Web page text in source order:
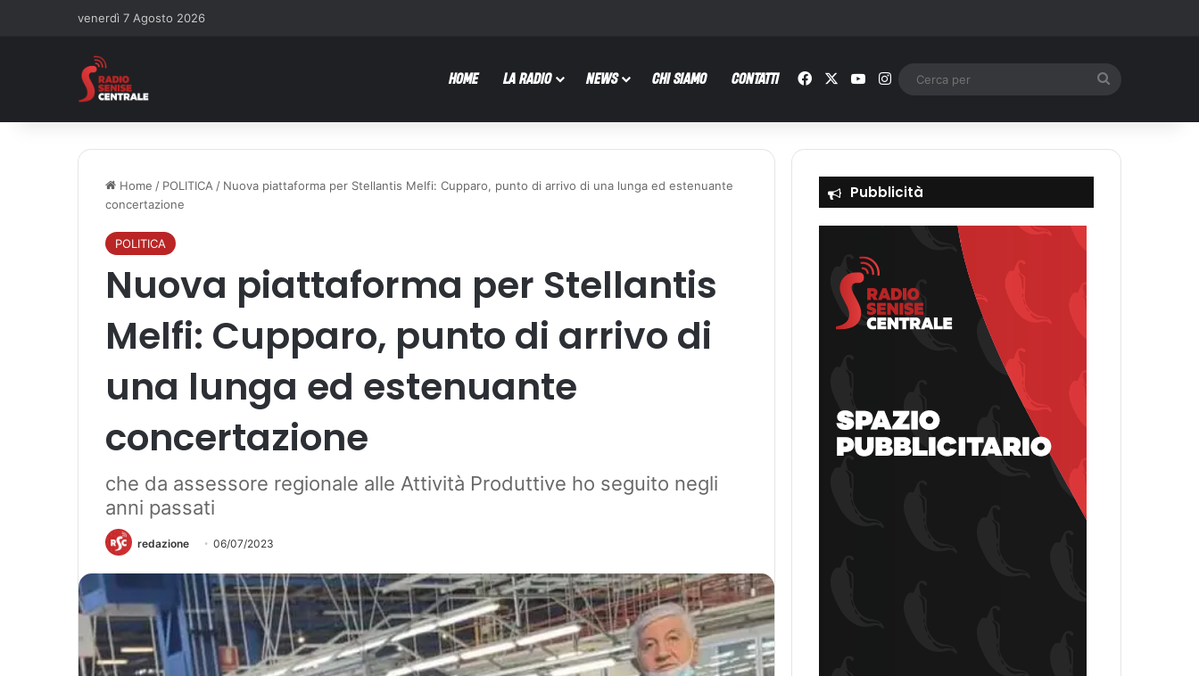
venerdì 7 Agosto 2026
HOME LA RADIO NEWS CHI SIAMO CONTATTI Facebook You TubeInstagram
Home / POLITICA / Nuova piattaforma per Stellantis Melfi: Cupparo, punto di arrivo di una lunga ed estenuante
concertazione
POLITICA
Nuova piattaforma per Stellantis
Melfi: Cupparo, punto di arrivo di
una lunga ed estenuante
concertazione
che da assessore regionale alle Attività Produttive ho seguito negli
anni passati
redazione 06/07/2023
Pubblicità